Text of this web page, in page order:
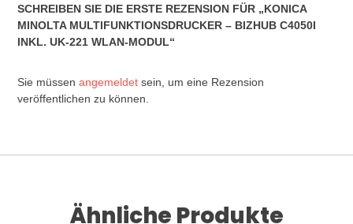
SCHREIBEN SIE DIE ERSTE REZENSION FÜR „KONICA
MINOLTA MULTIFUNKTIONSDRUCKER – BIZHUB C4050I
INKL. UK-221 WLAN-MODUL“
Sie müssenangemeldet sein, um eine Rezension
veröffentlichen zu können.
Ähnliche Produkte